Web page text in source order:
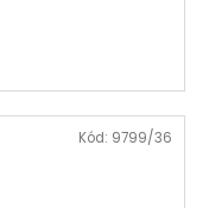
Kód: 9799/36